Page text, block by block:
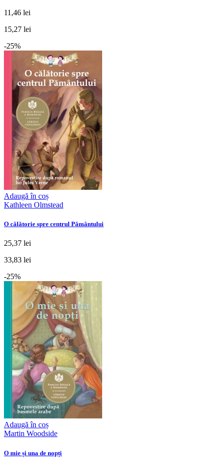
11,46 lei
15,27 lei
-25%
Adaugă în coș
Kathleen Olmstead
O călătorie spre centrul Pământului
25,37 lei
33,83 lei
-25%
Adaugă în coș
Martin Woodside
O mie și una de nopți